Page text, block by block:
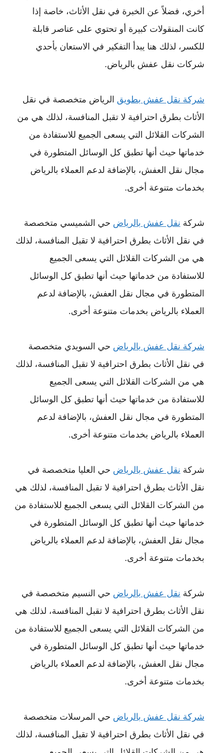
أخري، فضلاً عن الخبرة في نقل الأثاث، خاصة إذا
كانت المنقولات كبيرة أو تحتوي على عناصر قابلة
للكسر، لذلك هنا يبدأ التفكير في الاستعان بأحدي
شركات نقل عفش بالرياض.
شركة نقل عفش بطويق الرياض متخصصة في نقل
الأثاث بطرق احترافية لا تقبل المنافسة، لذلك هي من
الشركات القلائل التي يسعى الجميع للاستفادة من
خدماتها حيث أنها تطبق كل الوسائل المتطورة في
مجال نقل العفش، بالإضافة لدعم العملاء بالرياض
بخدمات متنوعة أخرى.
شركة نقل عفش بالرياض حي الشميسي متخصصة
في نقل الأثاث بطرق احترافية لا تقبل المنافسة، لذلك
هي من الشركات القلائل التي يسعى الجميع
للاستفادة من خدماتها حيث أنها تطبق كل الوسائل
المتطورة في مجال نقل العفش، بالإضافة لدعم
العملاء بالرياض بخدمات متنوعة أخرى.
شركة نقل عفش بالرياض حي السويدي متخصصة
في نقل الأثاث بطرق احترافية لا تقبل المنافسة، لذلك
هي من الشركات القلائل التي يسعى الجميع
للاستفادة من خدماتها حيث أنها تطبق كل الوسائل
المتطورة في مجال نقل العفش، بالإضافة لدعم
العملاء بالرياض بخدمات متنوعة أخرى.
شركة نقل عفش بالرياض حي العليا متخصصة في
نقل الأثاث بطرق احترافية لا تقبل المنافسة، لذلك هي
من الشركات القلائل التي يسعى الجميع للاستفادة من
خدماتها حيث أنها تطبق كل الوسائل المتطورة في
مجال نقل العفش، بالإضافة لدعم العملاء بالرياض
بخدمات متنوعة أخرى.
شركة نقل عفش بالرياض حي النسيم متخصصة في
نقل الأثاث بطرق احترافية لا تقبل المنافسة، لذلك هي
من الشركات القلائل التي يسعى الجميع للاستفادة من
خدماتها حيث أنها تطبق كل الوسائل المتطورة في
مجال نقل العفش، بالإضافة لدعم العملاء بالرياض
بخدمات متنوعة أخرى.
شركة نقل عفش بالرياض حي المرسلات متخصصة
في نقل الأثاث بطرق احترافية لا تقبل المنافسة، لذلك